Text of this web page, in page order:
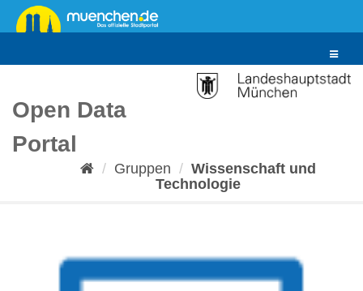
Überspringen
zum
Toggle
Open Data
Portal
Gruppen
Wissenschaft und
Technologie